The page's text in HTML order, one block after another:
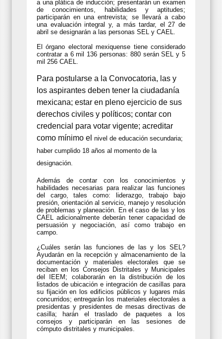
a una plática de inducción; presentarán un examen
de conocimientos, habilidades y aptitudes;
participarán en una entrevista; se llevará a cabo
una evaluación integral y, a más tardar, el 27 de
abril se designarán a las personas SEL y CAEL.
El órgano electoral mexiquense tiene considerado
contratar a 6 mil 136 personas: 880 serán SEL y 5
mil 256 CAEL.
Para postularse a la Convocatoria, las y
los aspirantes deben tener la ciudadanía
mexicana; estar en pleno ejercicio de sus
derechos civiles y políticos; contar con
credencial para votar vigente; acreditar
como mínimo el nivel de educación secundaria;
haber cumplido 18 años al momento de la
designación.
Además de contar con los conocimientos y
habilidades necesarias para realizar las funciones
del cargo, tales como: liderazgo, trabajo bajo
presión, orientación al servicio, manejo y resolución
de problemas y planeación. En el caso de las y los
CAEL adicionalmente deberán tener capacidad de
persuasión y negociación, así como trabajo en
campo.
¿Cuáles serán las funciones de las y los SEL?
Ayudarán en la recepción y almacenamiento de la
documentación y materiales electorales que se
reciban en los Consejos Distritales y Municipales
del IEEM; colaborarán en la distribución de los
listados de ubicación e integración de casillas para
su fijación en los edificios públicos y lugares más
concurridos; entregarán los materiales electorales a
presidentas y presidentes de mesas directivas de
casilla; harán el traslado de paquetes a los
consejos y participarán en las sesiones de
cómputo distritales y municipales.